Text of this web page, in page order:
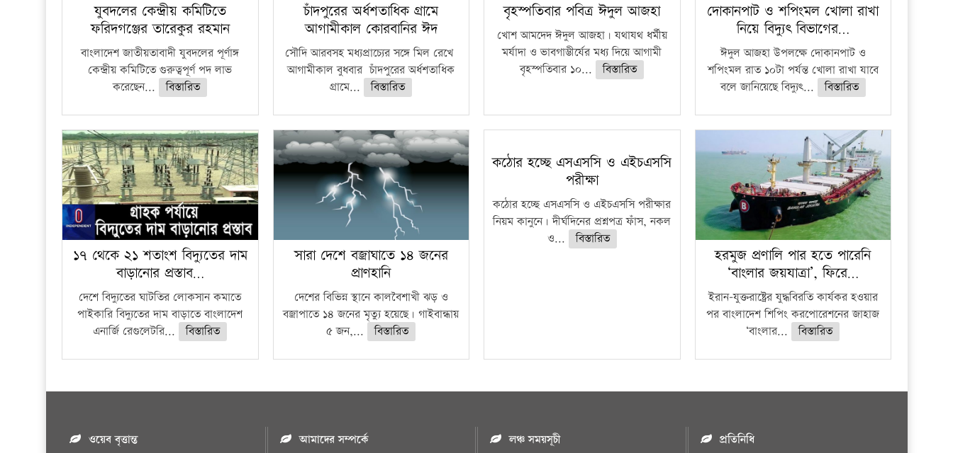
যুবদলের কেন্দ্রীয় কমিটিতে
ফরিদগঞ্জের তারেকুর রহমান
বাংলাদেশ জাতীয়তাবাদী যুবদলের পূর্ণাঙ্গ
কেন্দ্রীয় কমিটিতে গুরুত্বপূর্ণ পদ লাভ
করেছেন...
বিস্তারিত
চাঁদপুরের অর্ধশতাধিক গ্রামে
আগামীকাল কোরবানির ঈদ
সৌদি আরবসহ মধ্যপ্রাচ্যের সঙ্গে মিল রেখে
আগামীকাল বুধবার চাঁদপুরের অর্ধশতাধিক
গ্রামে...
বিস্তারিত
বৃহস্পতিবার পবিত্র ঈদুল আজহা
খোশ আমদেদ ঈদুল আজহা। যথাযথ ধর্মীয়
মর্যাদা ও ভাবগাম্ভীর্যের মধ্য দিয়ে আগামী
বৃহস্পতিবার ১০...
বিস্তারিত
দোকানপাট ও শপিংমল খোলা রাখা
নিয়ে বিদ্যুৎ বিভাগের…
ঈদুল আজহা উপলক্ষে দোকানপাট ও
শপিংমল রাত ১০টা পর্যন্ত খোলা রাখা যাবে
বলে জানিয়েছে বিদ্যুৎ...
বিস্তারিত
১৭ থেকে ২১ শতাংশ বিদ্যুতের দাম
বাড়ানোর প্রস্তাব…
দেশে বিদ্যুতের ঘাটতির লোকসান কমাতে
পাইকারি বিদ্যুতের দাম বাড়াতে বাংলাদেশ
এনার্জি রেগুলেটরি...
বিস্তারিত
সারা দেশে বজ্রাঘাতে ১৪ জনের
প্রাণহানি
দেশের বিভিন্ন স্থানে কালবৈশাখী ঝড় ও
বজ্রাপাতে ১৪ জনের মৃত্যু হয়েছে। গাইবান্ধায়
৫ জন,...
বিস্তারিত
কঠোর হচ্ছে এসএসসি ও এইচএসসি
পরীক্ষা
কঠোর হচ্ছে এসএসসি ও এইচএসসি পরীক্ষার
নিয়ম কানুনে। দীর্ঘদিনের প্রশ্নপত্র ফাঁস, নকল
ও...
বিস্তারিত
হরমুজ প্রণালি পার হতে পারেনি
‘বাংলার জয়যাত্রা’, ফিরে…
ইরান-যুক্তরাষ্ট্রের যুদ্ধবিরতি কার্যকর হওয়ার
পর বাংলাদেশ শিপিং করপোরেশনের জাহাজ
‘বাংলার...
বিস্তারিত
ওয়েব বৃত্তান্ত আমাদের সম্পর্কে লঞ্চ সময়সূচী প্রতিনিধি